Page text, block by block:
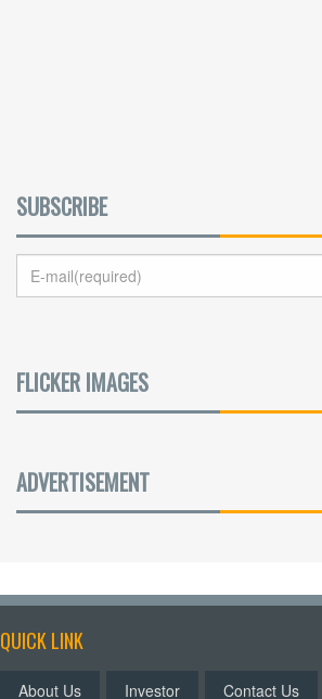
SUBSCRIBE
FLICKER IMAGES
ADVERTISEMENT
QUICK LINK
About Us Investor Contact Us